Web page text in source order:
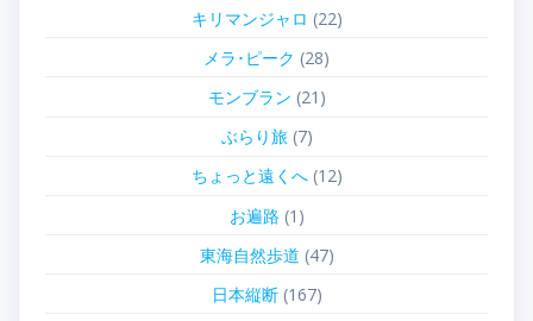
キリマンジャロ (22)
メラ･ピーク (28)
モンブラン (21)
ぶらり旅(7)
ちょっと遠くへ(12)
お遍路 (1)
東海自然歩道 (47)
日本縦断(167)